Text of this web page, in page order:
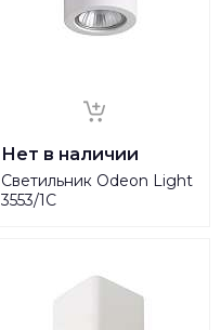
Нет в наличии
Светильник Odeon Light
3553/1C